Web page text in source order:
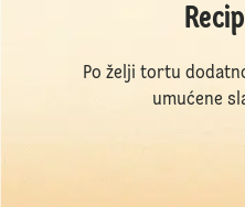
Po želji tortu
umućene